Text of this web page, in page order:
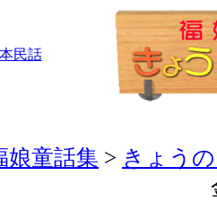
民話
娘童話集 > きょう